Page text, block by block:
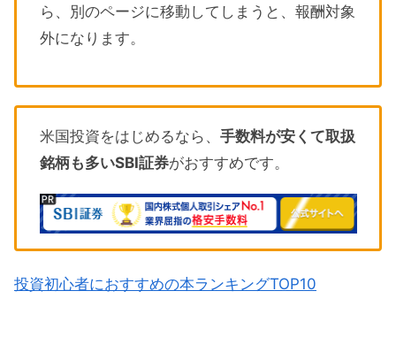
ら、別のページに移動してしまうと、報酬対象
外になります。
米国投資をはじめるなら、 手数料が安くて取扱
銘柄も多いSBI証券がおすすめです。
投資初心者におすすめの本ランキングTOP10